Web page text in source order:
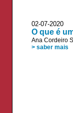
02-07-
O que é
Ana Cordeiro
> saber mais